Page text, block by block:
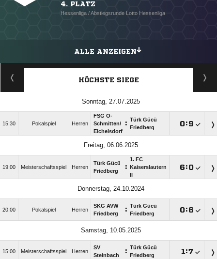
4. PLATZ
Hessenliga / Abstiegsrunde Lotto Hessenliga
ALLE ANZEIGEN
HÖCHSTE SIEGE
Sonntag, 27.07.2025
15:30 Pokalspiel Herren
FSG O-
Schmitten/​
Eichelsdorf
: Türk Gücü
Friedberg
:
Freitag, 06.06.2025
19:00 Meisterschaftsspiel Herren
Türk Gücü
Friedberg
:
1. FC
Kaiserslautern
:
Donnerstag, 24.10.2024
20:00 Pokalspiel Herren
SKG AVW
Friedberg
: Türk Gücü
Friedberg
:
Samstag, 10.05.2025
15:00 Meisterschaftsspiel Herren
SV
Steinbach
: Türk Gücü
Friedberg
: